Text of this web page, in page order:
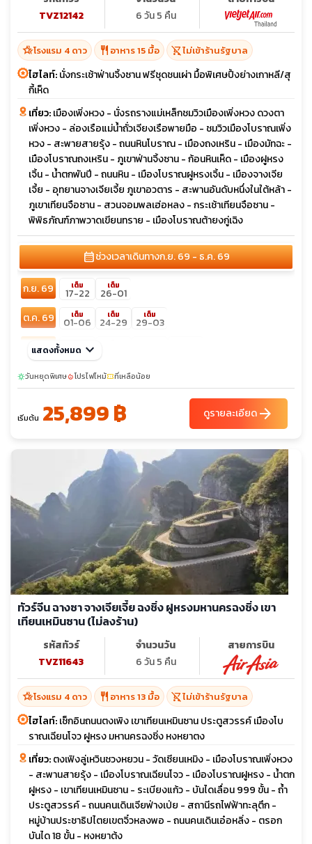
TVZ12142
6 วัน 5 คืน
hotel_classโรงแรม 4 ดาว restaurant อาหาร 15 มื้อ shopping_cart_offไม่เข้าร้านรัฐบาล
ไฮไลท์:นั่งกระเช้าฟ่านจิ้งซาน ฟรีชุดชนเผ่า มื้อพิเศษปิ้งย่างเกาหลี/สุ
กี้เห็ด
เที่ยว:เมืองเพิ่งหวง - นั่งรถรางแม่เหล็กชมวิวเมืองเพิ่งหวง ดวงตา
เพิ่งหวง - ล่องเรือแม่น้ำถั่วเจียงเรือพายมือ - ชมวิวเมืองโบราณเพิ่ง
หวง - สะพายสายรุ้ง - ถนนหินโบราณ - เมืองถงเหริน - เมืองมัทฉะ -
เมืองโบราณถงเหริน - ภูเขาฟ่านจิ้งซาน - ก้อนหินเห็ด - เมืองฝูหรง
เจิ้น - น้ำตกพันปี - ถนนหิน - เมืองโบราณฝูหรงเจิ้น - เมืองจางเจีย
เจี้ย - อุทยานจางเจียเจี้ย ภูเขาอวตาร - สะพานอันดับหนึ่งในใต้หล้า -
ภูเขาเทียนจือซาน - สวนจอมพลเฮ่อหลง - กระเช้าเทียนจือซาน -
พิพิธภัณฑ์ภาพวาดเขียนทราย - เมืองโบราณต้ายงกู่เฉิง
calendar_monthช่วงเวลาเดินทางก.ย. 69 - ธ.ค. 69
ก.ย. 69 เต็ม
17-22
เต็ม
26-01
ต.ค. 69
เต็ม
01-06
เต็ม
24-29
เต็ม
29-03
พ.ย. 69
07-12
ธ.ค. 69
sunny
05-10
sunny
10-15 19-24
แสดงทั้งหมด keyboard_arrow_down
sunnyวันหยุดพิเศษlocal_fire_departmentโปรไฟไหม้confirmation_numberที่เหลือน้อย
เริ่มต้น 25,899 ฿ ดูรายละเอียดarrow_forward
ทัวร์จีน ฉางซา จางเจียเจี้ย ฉงชิ่ง ฝูหรงมหานครฉงชิ่ง เขา
เทียนเหมินซาน (ไม่ลงร้าน)
รหัสทัวร์
TVZ11643
จำนวนวัน
6 วัน 5 คืน
สายการบิน
hotel_classโรงแรม 4 ดาว restaurant อาหาร 13 มื้อ shopping_cart_offไม่เข้าร้านรัฐบาล
ไฮไลท์:เช็กอินถนนตงเพิง เขาเทียนเหมินซาน ประตูสวรรค์ เมืองโบ
ราณเฉียนโจว ฝูหรง มหานครฉงชิ่ง หงหยาตง
เที่ยว:ตงเฟิงลู่เหวินชวงหยวน - วัดเซียนเหมิง - เมืองโบราณเพิ่งหวง
- สะพานสายรุ้ง - เมืองโบราณเฉียนโจว - เมืองโบราณฝูหรง - น้ำตก
ฝูหรง - เขาเทียนเหมินซาน - ระเบียงแก้ว - บันไดเลื่อน 999 ขั้น - ถ้ำ
ประตูสวรรค์ - ถนนคนเดินเจียฟ่างเป่ย - สถานีรถไฟฟ้าทะลุตึก -
หมู่บ้านประชาธิปไตยเขตจิ๋วหลงพอ - ถนนคนเดินเอ๋อหลิ่ง - ตรอก
บันได 18 ขั้น - หงหยาต้ง